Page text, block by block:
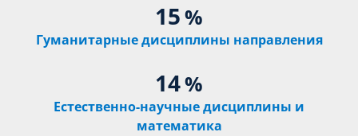
15%
Гуманитарные дисциплины направления
14%
Естественно-научные дисциплины и
математика